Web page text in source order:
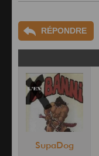
RÉPONDRE
SupaDog